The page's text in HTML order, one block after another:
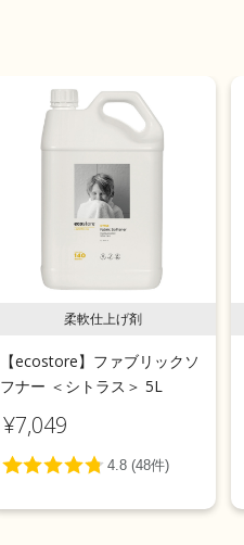
柔軟仕上げ剤
【ecostore】ファブリックソ
フナー ＜シトラス＞ 5L
¥7,049